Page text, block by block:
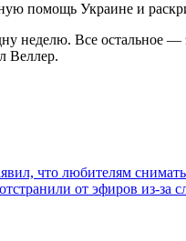
помощь Украине и
неделю. Все остальное
Веллер.
что любителям
от эфиров из-за